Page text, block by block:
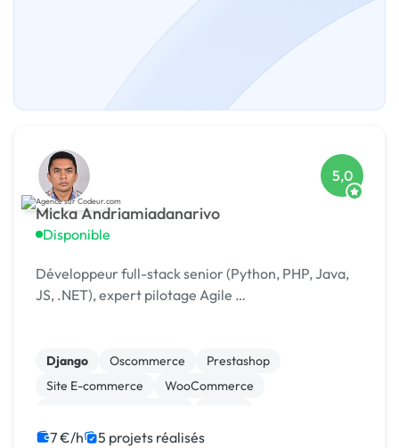
Micka Andriamiadanarivo
Disponible
5,0
Développeur full-stack senior (Python, PHP, Java,
JS, .NET), expert pilotage Agile …
Django Oscommerce
Prestashop
Site E-commerce
WooCommerce
Gestion site web
Installation de Script
7 €/h 5 projets réalisés